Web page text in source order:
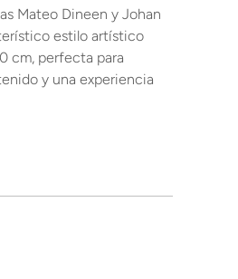
Mateo Dineen y Johan
estilo artístico
cm, perfecta para
y una experiencia